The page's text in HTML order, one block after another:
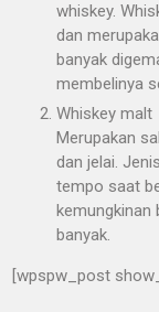
whiskey.
dan
banyak
membelinya
Whiskey malt
Merupakan
dan jelai.
tempo saat
kemungkinan
banyak.
[wpspw_post